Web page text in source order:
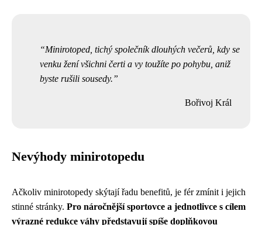
Minirotoped, tichý společník dlouhých večerů, kdy se
venku žení všichni čerti a vy toužíte po pohybu, aniž
byste rušili sousedy.
Bořivoj Král
Nevýhody minirotopedu
Ačkoliv minirotopedy skýtají řadu benefitů, je fér zmínit i jejich
stinné stránky. Pro náročnější sportovce a jednotlivce s cílem
výrazné redukce váhy představují spíše doplňkovou